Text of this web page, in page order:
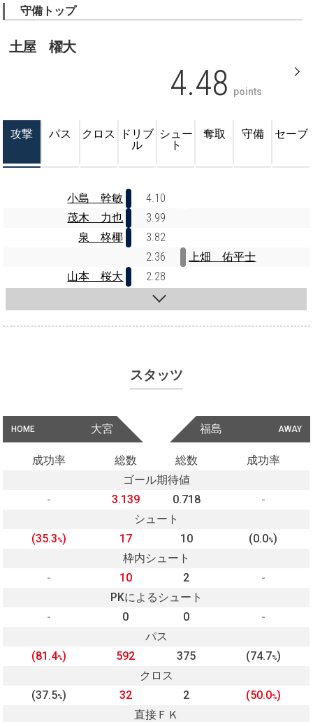
守備トップ
土屋 櫂大
4.48 points
攻撃 パス クロス
ドリブ
ル
シュー
ト
奪取 守備 セーブ
小島 幹敏
4.10
茂木 力也
3.99
泉 柊椰
3.82
2.36
上畑 佑平士
山本 桜大
2.28
スタッツ
HOME 大宮 AWAY
福島
成功率 総数 総数
成功率
ゴール期待値
-
3.139 0.718
-
シュート
(35.3%) 17 10 (0.0%)
枠内シュート
-
10 2
-
PKによるシュート
-
0 0
-
パス
(81.4%) 592 375 (74.7%)
クロス
(37.5%) 32 2 (50.0%)
直接ＦＫ